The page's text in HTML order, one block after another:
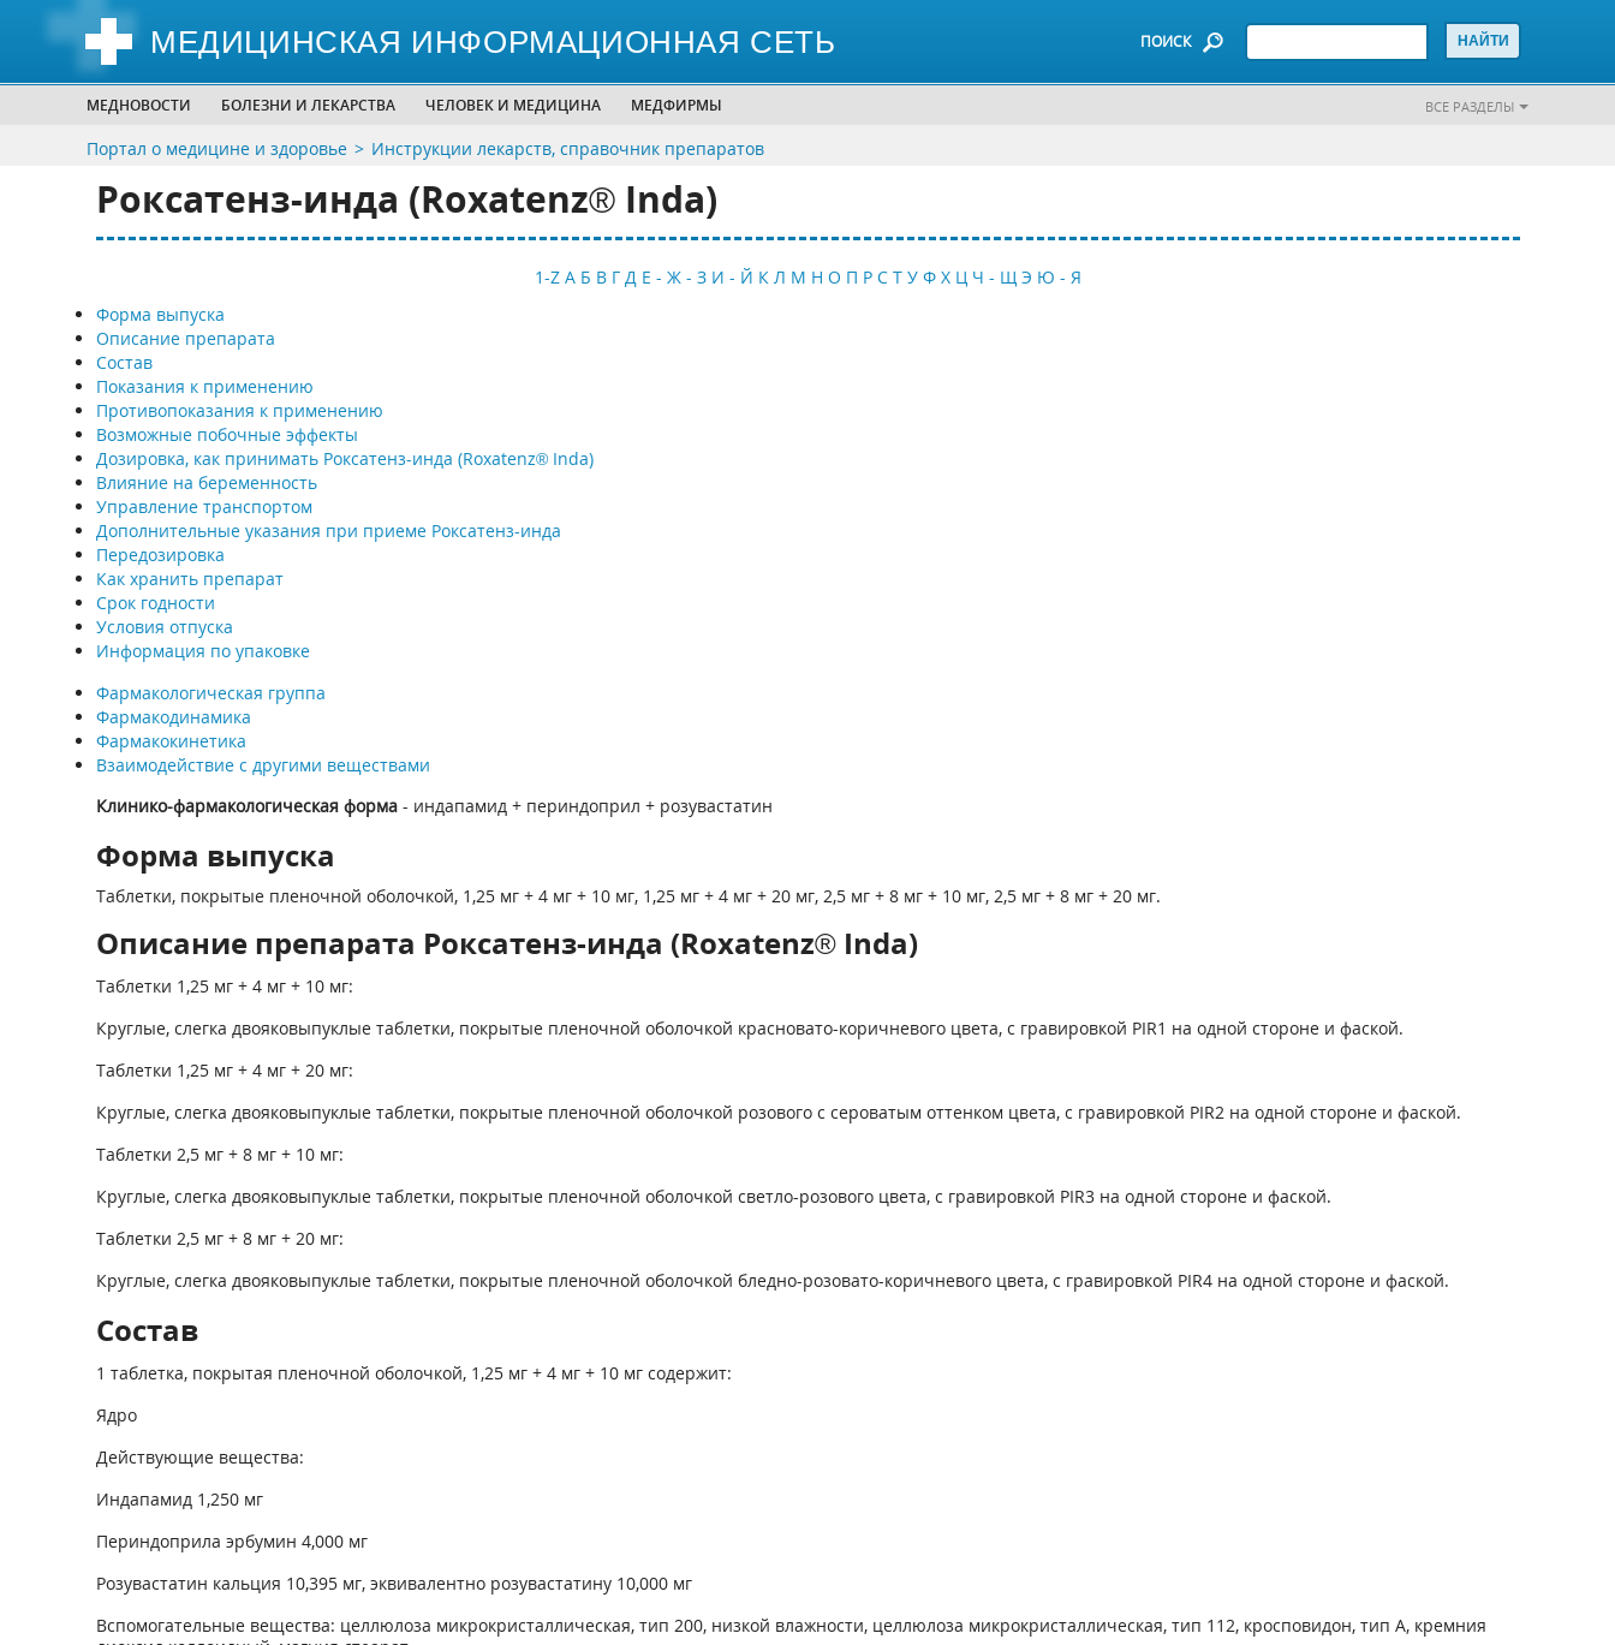
МЕДИЦИНСКАЯ ИНФОРМАЦИОННАЯ СЕТЬ ПОИСК
МЕДНОВОСТИ БОЛЕЗНИ И ЛЕКАРСТВА ЧЕЛОВЕК И МЕДИЦИНА МЕДФИРМЫ ВСЕ РАЗДЕЛЫ
Портал о медицине и здоровье Инструкции лекарств, справочник препаратов
Роксатенз-инда (Roxatenz® Inda)
1-Z А Б В Г Д Е - Ж - З И - Й К Л М Н О П Р С Т У Ф Х Ц Ч - Щ Э Ю - Я
Форма выпуска
Описание препарата
Состав
Показания к применению
Противопоказания к применению
Возможные побочные эффекты
Дозировка, как принимать Роксатенз-инда (Roxatenz® Inda)
Влияние на беременность
Управление транспортом
Дополнительные указания при приеме Роксатенз-инда
Передозировка
Как хранить препарат
Срок годности
Условия отпуска
Информация по упаковке
Фармакологическая группа
Фармакодинамика
Фармакокинетика
Взаимодействие с другими веществами
Клинико-фармакологическая форма- индапамид + периндоприл + розувастатин
Форма выпуска
Таблетки, покрытые пленочной оболочкой, 1,25 мг + 4 мг + 10 мг, 1,25 мг + 4 мг + 20 мг, 2,5 мг + 8 мг + 10 мг, 2,5 мг + 8 мг + 20 мг.
Описание препарата Роксатенз-инда (Roxatenz® Inda)
Таблетки 1,25 мг + 4 мг + 10 мг:
Круглые, слегка двояковыпуклые таблетки, покрытые пленочной оболочкой красновато-коричневого цвета, с гравировкой PIR1 на одной стороне и фаской.
Таблетки 1,25 мг + 4 мг + 20 мг:
Круглые, слегка двояковыпуклые таблетки, покрытые пленочной оболочкой розового с сероватым оттенком цвета, с гравировкой PIR2 на одной стороне и фаской.
Таблетки 2,5 мг + 8 мг + 10 мг:
Круглые, слегка двояковыпуклые таблетки, покрытые пленочной оболочкой светло-розового цвета, с гравировкой PIR3 на одной стороне и фаской.
Таблетки 2,5 мг + 8 мг + 20 мг:
Круглые, слегка двояковыпуклые таблетки, покрытые пленочной оболочкой бледно-розовато-коричневого цвета, с гравировкой PIR4 на одной стороне и фаской.
Состав
1 таблетка, покрытая пленочной оболочкой, 1,25 мг + 4 мг + 10 мг содержит:
Ядро
Действующие вещества:
Индапамид 1,250 мг
Периндоприла эрбумин 4,000 мг
Розувастатин кальция 10,395 мг, эквивалентно розувастатину 10,000 мг
Вспомогательные вещества: целлюлоза микрокристаллическая, тип 200, низкой влажности, целлюлоза микрокристаллическая, тип 112, кросповидон, тип А, кремния